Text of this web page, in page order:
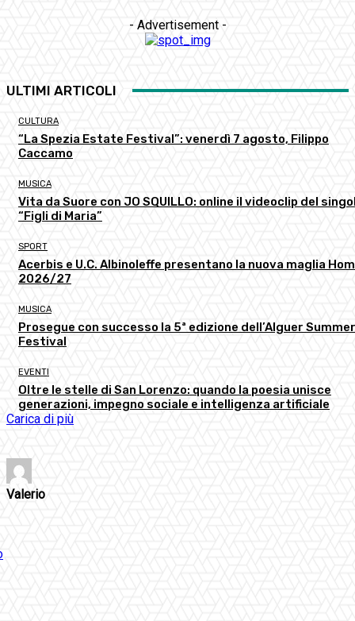
- Advertisement -
ULTIMI ARTICOLI
CULTURA
“La Spezia Estate Festival”: venerdì 7 agosto, Filippo
Caccamo
MUSICA
Vita da Suore con JO SQUILLO: online il videoclip del
“Figli di Maria”
SPORT
Acerbis e U.C. Albinoleffe presentano la nuova maglia
2026/27
MUSICA
Prosegue con successo la 5ª edizione dell’Alguer Summer
Festival
EVENTI
Oltre le stelle di San Lorenzo: quando la poesia unisce
generazioni, impegno sociale e intelligenza artificiale
Carica di più
Valerio